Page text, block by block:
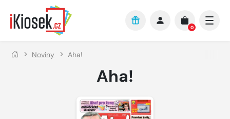
Přejít na hlavní obsah
0
Noviny Aha!
Aha!